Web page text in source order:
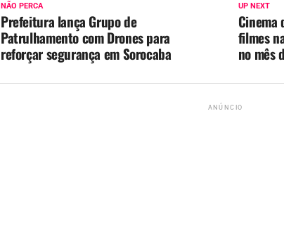
UP NEXT
Cinema
filmes
no mês
NÃO PERCA
Prefeitura lança Grupo de
Patrulhamento com Drones para
reforçar segurança em Sorocaba
ANÚNCIO